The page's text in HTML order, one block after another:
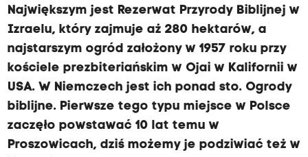
Największym jest Rezerwat Przyrody Biblijnej w
Izraelu, który zajmuje aż 280 hektarów, a
najstarszym ogród założony w 1957 roku przy
kościele prezbiteriańskim w Ojai w Kalifornii w
USA. W Niemczech jest ich ponad sto. Ogrody
biblijne. Pierwsze tego typu miejsce w Polsce
zaczęło powstawać 10 lat temu w
Proszowicach, dziś możemy je podziwiać też w